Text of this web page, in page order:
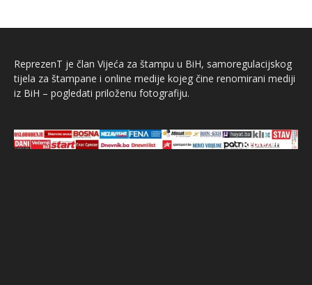
ReprezenT je član Vijeća za štampu u BiH, samoregulacijskog
tijela za štampane i online medije kojeg čine renomirani mediji
iz BiH – pogledati priloženu fotografiju.